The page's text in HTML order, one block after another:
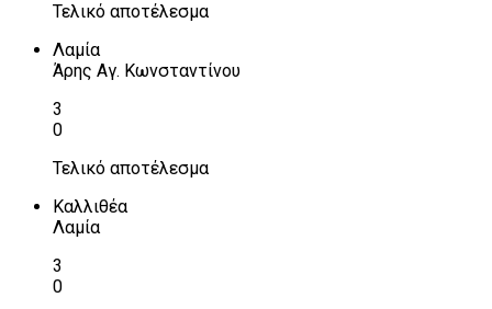
Τελικό αποτέλεσμα
Λαμία
Άρης Αγ. Κωνσταντίνου
3
0
Τελικό αποτέλεσμα
Καλλιθέα
Λαμία
3
0